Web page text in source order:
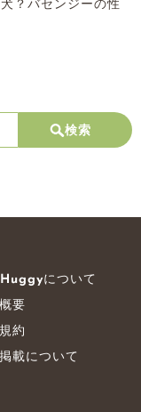
？バセンジーの性
検索
について
要
約
載について